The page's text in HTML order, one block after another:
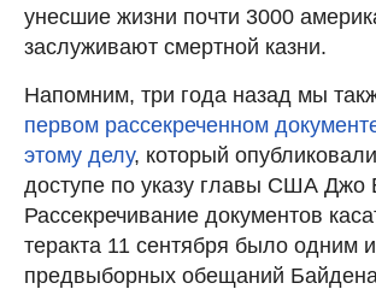
унесшие жизни почти 3000
заслуживают смертной казни.
Напомним, три года назад мы
первом рассекреченном
этому делу, который
доступе по указу главы США Джо
Рассекречивание документов
теракта 11 сентября было одним
предвыборных обещаний